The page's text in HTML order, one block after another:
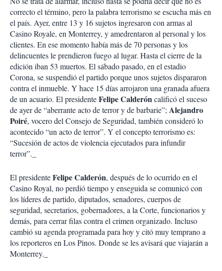
o
m
p
a
r
i
r
correcto el término, pero la palabra terrorismo se escucha más en
el país. Ayer, entre 13 y 16 sujetos ingresaron con armas al
Casino Royale, en Monterrey, y amedrentaron al personal y los
clientes. En ese momento había más de 70 personas y los
delincuentes le prendieron fuego al lugar. Hasta el cierre de la
edición iban 53 muertos. El sábado pasado, en el estadio
Corona, se suspendió el partido porque unos sujetos dispararon
contra el inmueble. Y hace 15 días arrojaron una granada afuera
de un acuario. El presidenteFelipe Calderóncalificó el suceso
de ayer de “aberrante acto de terror y de barbarie”; Alejandro
Poiré, vocero del Consejo de Seguridad, también consideró lo
acontecido “un acto de terror”. Y el concepto terrorismo es:
“Sucesión de actos de violencia ejecutados para infundir
terror”._
El presidenteFelipe Calderón, después de lo ocurrido en el
Casino Royal, no perdió tiempo y enseguida se comunicó con
los líderes de partido, diputados, senadores, cuerpos de
seguridad, secretarios, gobernadores, a la Corte, funcionarios y
demás, para cerrar filas contra el crimen organizado. Incluso
cambió su agenda programada para hoy y citó muy temprano a
los reporteros en Los Pinos. Donde se les avisará que viajarán a
Monterrey._